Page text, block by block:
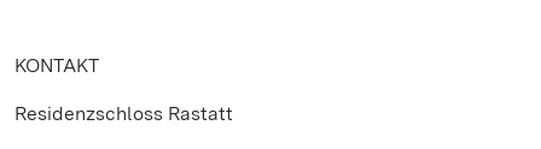
KONTAKT
Residenzschloss Rastatt